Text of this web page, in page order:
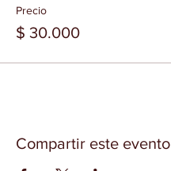
Precio
$ 30.000
Compartir este evento